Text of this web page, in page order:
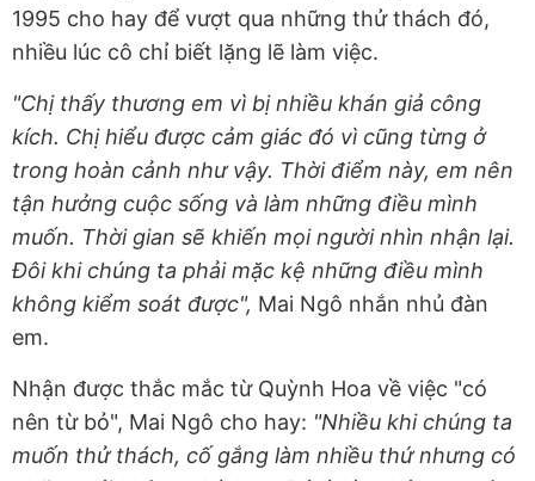
1995 cho hay để vượt qua những thử thách đó,
nhiều lúc cô chỉ biết lặng lẽ làm việc.
"Chị thấy thương em vì bị nhiều khán giả công
kích. Chị hiểu được cảm giác đó vì cũng từng ở
trong hoàn cảnh như vậy. Thời điểm này, em nên
tận hưởng cuộc sống và làm những điều mình
muốn. Thời gian sẽ khiến mọi người nhìn nhận lại.
Đôi khi chúng ta phải mặc kệ những điều mình
không kiểm soát được", Mai Ngô nhắn nhủ đàn
em.
Nhận được thắc mắc từ Quỳnh Hoa về việc "có
nên từ bỏ", Mai Ngô cho hay: "Nhiều khi chúng ta
muốn thử thách, cố gắng làm nhiều thứ nhưng có